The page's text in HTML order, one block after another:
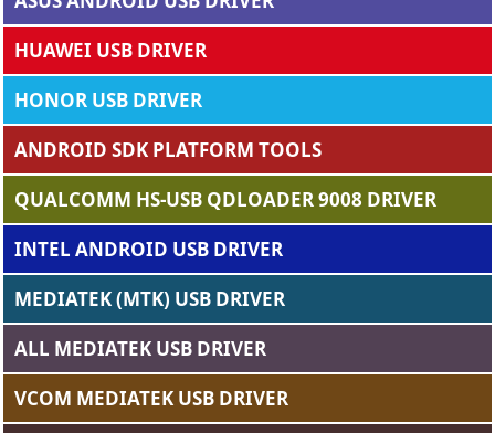
HUAWEI USB DRIVER
HONOR USB DRIVER
ANDROID SDK PLATFORM TOOLS
QUALCOMM HS-USB QDLOADER 9008 DRIVER
INTEL ANDROID USB DRIVER
MEDIATEK (MTK) USB DRIVER
ALL MEDIATEK USB DRIVER
VCOM MEDIATEK USB DRIVER